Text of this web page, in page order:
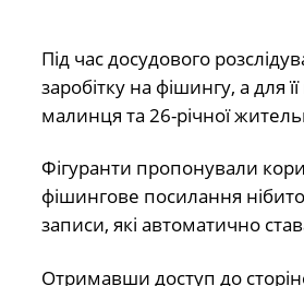
Під час досудового
заробітку на фішингу, а для
малинця та 26-річної
Фігуранти пропонували
фішингове посилання
записи, які автоматично
Отримавши доступ до